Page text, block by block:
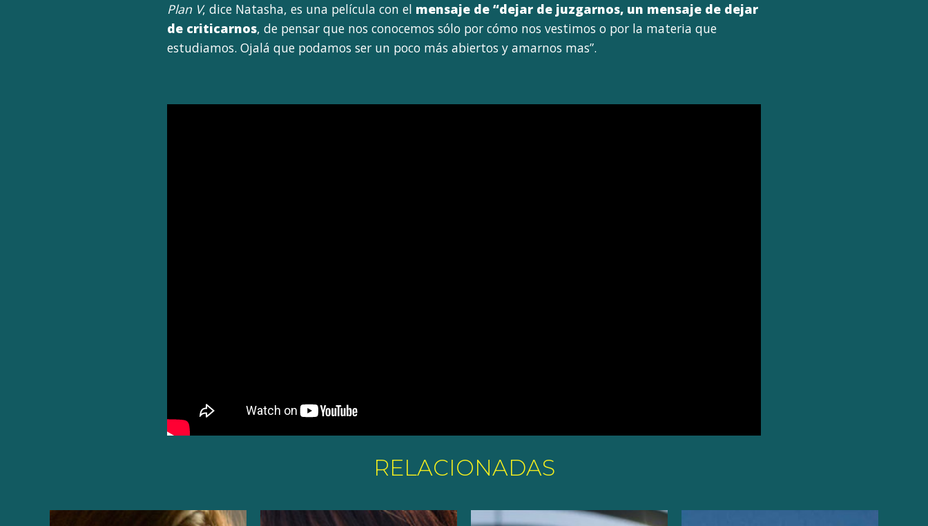
Plan V, dice Natasha, es una película con el mensaje de “dejar de juzgarnos, un mensaje de dejar
de criticarnos, de pensar que nos conocemos sólo por cómo nos vestimos o por la materia que
estudiamos. Ojalá que podamos ser un poco más abiertos y amarnos mas”.
RELACIONADAS